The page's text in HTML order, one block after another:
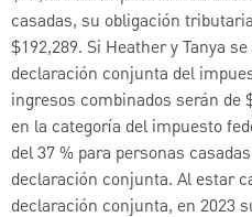
casadas, su obligación
$192,289. Si Heather y Tanya
declaración conjunta del
ingresos combinados serán de
en la categoría del impuesto
del 37 % para personas
declaración conjunta. Al estar
declaración conjunta, en 2023